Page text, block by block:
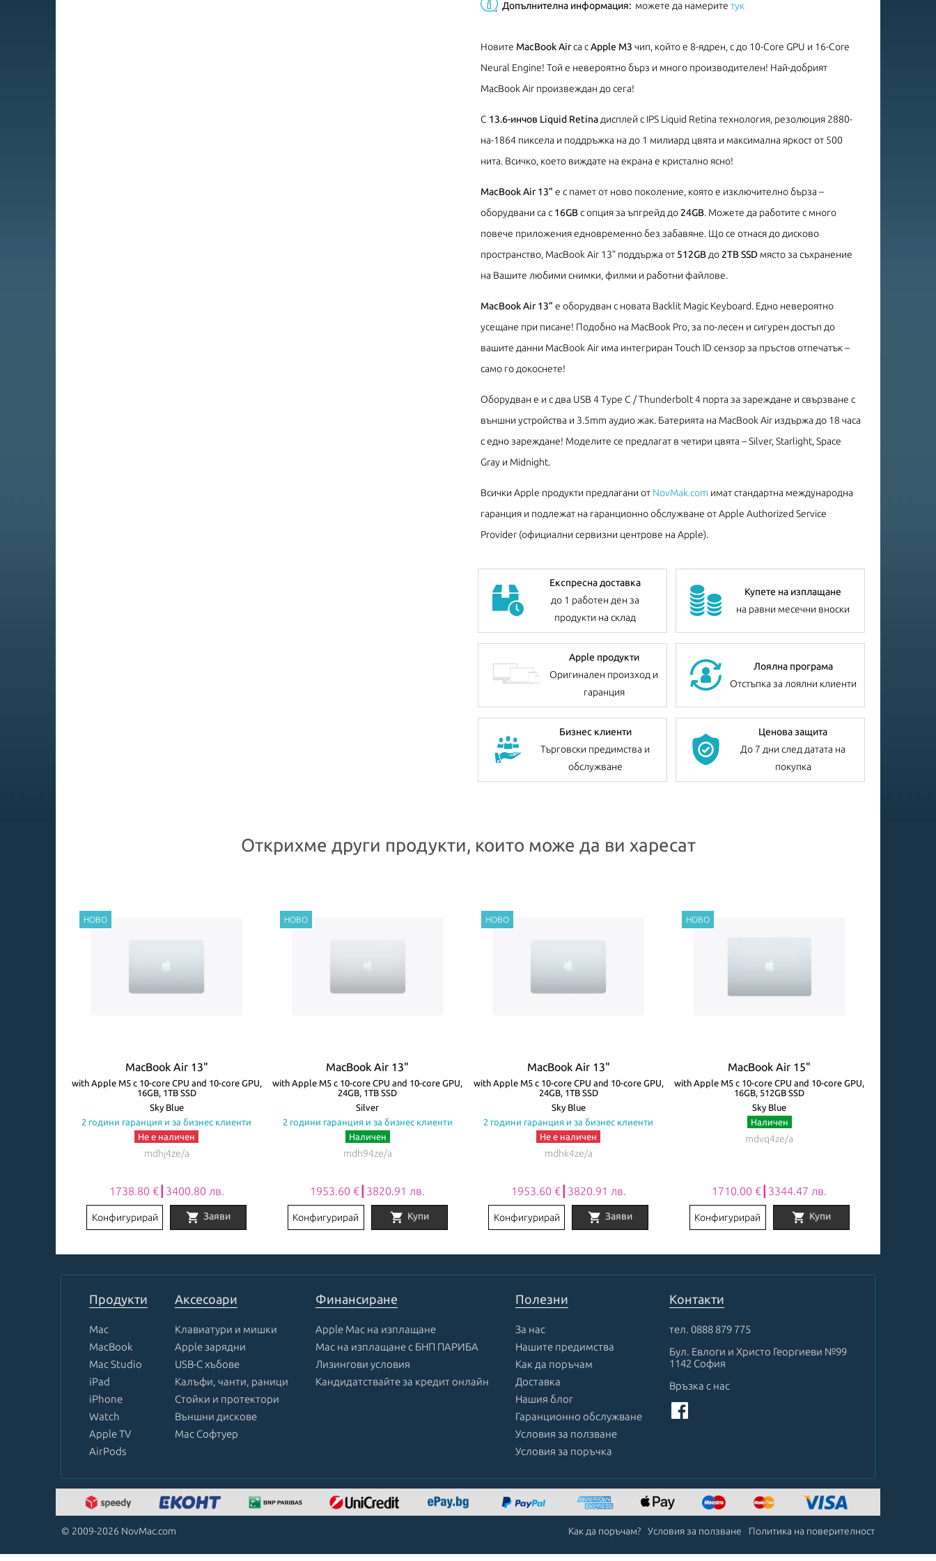
Допълнителна информация: можете да намерите тук
Новите MacBook Airса сApple M3 чип, който е 8-ядрен, с до 10-Core GPU и 16-Core
Neural Engine! Той е невероятно бърз и много производителен! Най-добрият
MacBook Air произвеждан до сега!
С 13.6-инчов Liquid Retina дисплей с IPS Liquid Retina технология, резолюция 2880-
на-1864 пиксела и поддръжка на до 1 милиард цвята и максимална яркост от 500
нита. Всичко, което виждате на екрана е кристално ясно!
MacBook Air 13” е с памет от ново поколение, която е изключително бърза –
оборудвани са с 16GBс опция за ъпгрейд до 24GB. Можете да работите с много
повече приложения едновременно без забавяне. Що се отнася до дисково
пространство, MacBook Air 13” поддържа от 512GB до 2TB SSD място за съхранение
на Вашите любими снимки, филми и работни файлове.
MacBook Air 13” е оборудван с новата Backlit Magic Keyboard. Едно невероятно
усещане при писане! Подобно на MacBook Pro, за по-лесен и сигурен достъп до
вашите данни MacBook Air има интегриран Touch ID сензор за пръстов отпечатък –
само го докоснете!
Оборудван е и с два USB 4 Type C / Thunderbolt 4 порта за зареждане и свързване с
външни устройства и 3.5mm аудио жак. Батерията на MacBook Air издържа до 18 часа
с едно зареждане! Моделите се предлагат в четири цвята – Silver, Starlight, Space
Gray и Midnight.
Всички Apple продукти предлагани от NovMak.com имат стандартна международна
гаранция и подлежат на гаранционно обслужване от Apple Authorized Service
Provider (официални сервизни центрове на Apple).
Експресна доставка
до 1 работен ден за
продукти на склад
Купете на изплащане
на равни месечни вноски
Apple продукти
Оригинален произход и
гаранция
Лоялна програма
Отстъпка за лоялни клиенти
Бизнес клиенти
Търговски предимства и
обслужване
Ценова защита
До 7 дни след датата на
покупка
Открихме други продукти, които може да ви харесат
MacBook Air 13"
with Apple M5 с 10-core CPU and 10-core GPU,
16GB, 1TB SSD
Sky Blue
2 години гаранция и за бизнес клиенти
Не е наличен
mdhj4ze/a
1738.80 €┃3400.80 лв.
Конфигурирай shopping_cart Заяви
MacBook Air 13"
with Apple M5 с 10-core CPU and 10-core GPU,
24GB, 1TB SSD
Silver
2 години гаранция и за бизнес клиенти
Наличен
mdh94ze/a
1953.60 €┃3820.91 лв.
Конфигурирай shopping_cart Купи
MacBook Air 13"
with Apple M5 с 10-core CPU and 10-core GPU,
24GB, 1TB SSD
Sky Blue
2 години гаранция и за бизнес клиенти
Не е наличен
mdhk4ze/a
1953.60 €┃3820.91 лв.
Конфигурирай shopping_cart Заяви
MacBook Air 15"
with Apple M5 с 10-core CPU and 10-core GPU,
16GB, 512GB SSD
Sky Blue
Наличен
mdvq4ze/a
1710.00 €┃3344.47 лв.
Конфигурирай shopping_cart Купи
1
Продукти
Mac
MacBook
Mac Studio
iPad
iPhone
Watch
Apple TV
AirPods
Аксесоари
Клавиатури и мишки
Apple зарядни
USB-C хъбове
Калъфи, чанти, раници
Стойки и протектори
Външни дискове
Mac Софтуер
Финансиране
Apple Mac на изплащане
Mac на изплащане с БНП ПАРИБА
Лизингови условия
Кандидатствайте за кредит онлайн
Полезни
За нас
Нашите предимства
Как да поръчам
Доставка
Нашия блог
Гаранционно обслужване
Условия за ползване
Условия за поръчка
Контакти
тел. 0888 879 775
Бул. Евлоги и Христо Георгиеви №99
1142 София
Връзка с нас
© 2009-2026 NovMac.com Как да поръчам? Условия за ползване Политика на поверителност